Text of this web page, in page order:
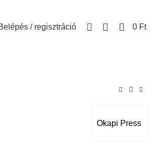
/ regisztráció 0 Ft
Okapi Press